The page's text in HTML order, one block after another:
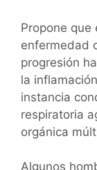
Propone que
enfermedad
progresión
la
instancia
respiratoria
orgánica
Algunos